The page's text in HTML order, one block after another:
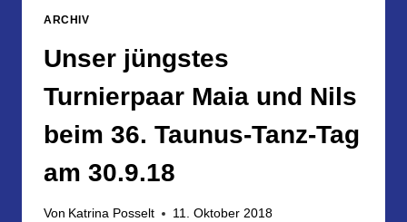
RUHR
AM
8.12.2018
ARCHIV
Unser jüngstes
Turnierpaar Maia und Nils
beim 36. Taunus-Tanz-Tag
am 30.9.18
Von Katrina Posselt 11. Oktober 2018